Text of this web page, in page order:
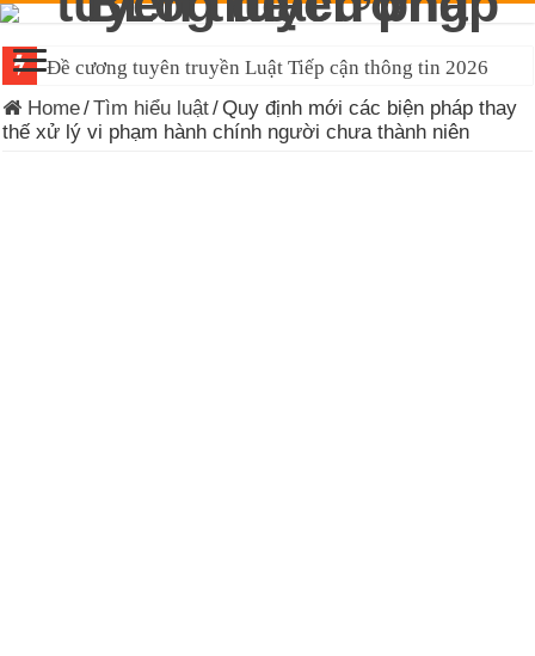
Đề cương tuyên truyền Luật Tiếp cận thông tin 2026
Home/Tìm hiểu luật/Quy định mới các biện pháp thay
thế xử lý vi phạm hành chính người chưa thành niên